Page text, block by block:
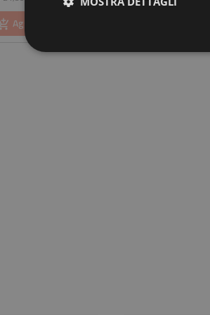
base
Aggiungi